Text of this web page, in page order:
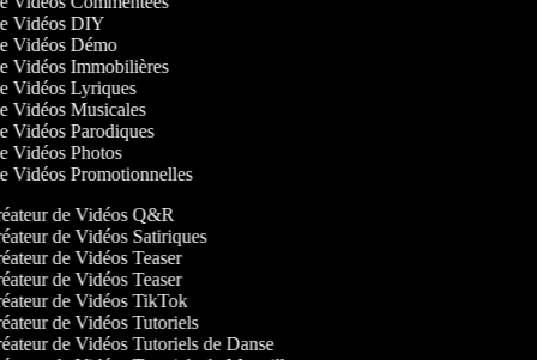
Vidéos DIY
Vidéos Démo
Vidéos Immobilières
Vidéos Lyriques
Vidéos Musicales
Vidéos Parodiques
Vidéos Photos
Vidéos Promotionnelles
de Vidéos Q&R
de Vidéos Satiriques
de Vidéos Teaser
de Vidéos Teaser
de Vidéos TikTok
de Vidéos Tutoriels
de Vidéos Tutoriels de Danse